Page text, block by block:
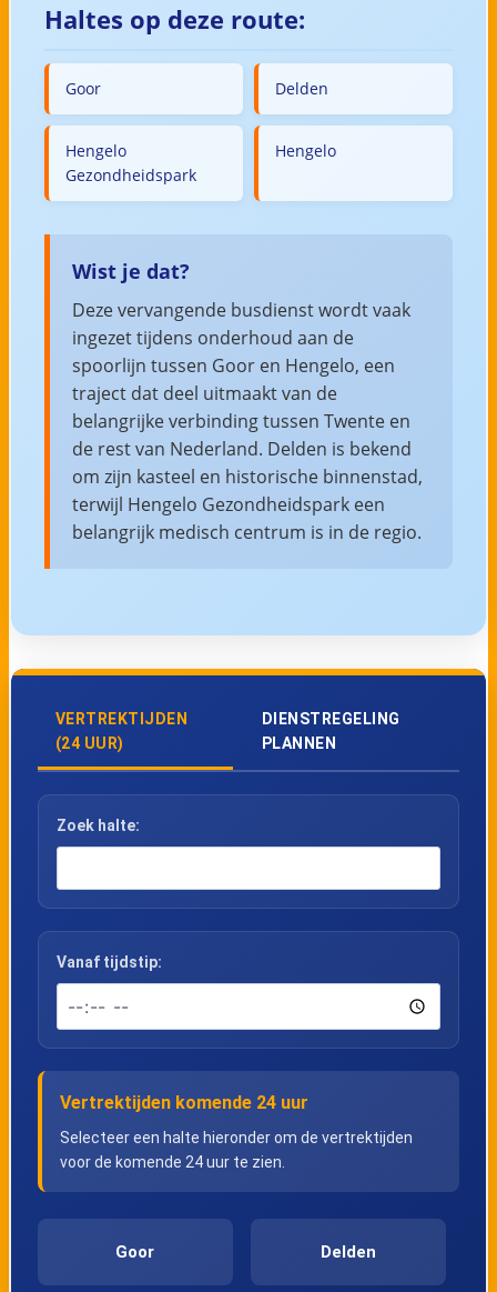
Haltes op deze route:
Goor Delden
Hengelo
Gezondheidspark
Hengelo
Wist je dat?
Deze vervangende busdienst wordt vaak
ingezet tijdens onderhoud aan de
spoorlijn tussen Goor en Hengelo, een
traject dat deel uitmaakt van de
belangrijke verbinding tussen Twente en
de rest van Nederland. Delden is bekend
om zijn kasteel en historische binnenstad,
terwijl Hengelo Gezondheidspark een
belangrijk medisch centrum is in de regio.
VERTREKTIJDEN
(24 UUR)
DIENSTREGELING
PLANNEN
Zoek halte:
Vanaf tijdstip:
Vertrektijden komende 24 uur
Selecteer een halte hieronder om de vertrektijden
voor de komende 24 uur te zien.
Goor Delden